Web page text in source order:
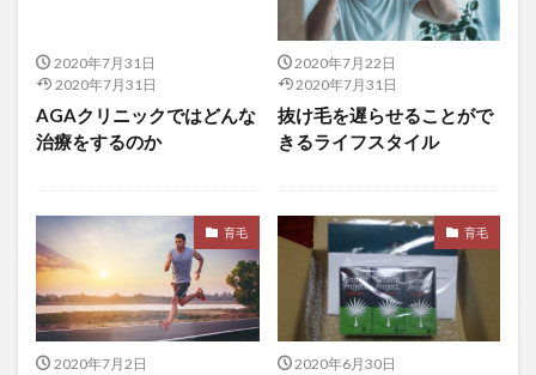
ニューラルネットワークアーキテクチャ
ニューロン
ニワトコ
にんにく
ネイティブアメリカン
ネオグロンビター内服液
ネガティブ本能
ネットショップ
ネット販売
ネバネバ食品 ノート
ノート術
ノーベル博物館
ノーベル賞
ノコギリヤシ
ノルアドレナリン
ノンシリコンシャンプー
ノンレム睡眠
パーセプトロン
パーソナライズフェイスマスクFUJIMI
2020年7月31日
2020年7月31日
AGAクリニックではどんな
治療をするのか
2020年7月22日
2020年7月31日
抜け毛を遅らせることがで
きるライフスタイル
育毛
2020年7月2日
育毛
2020年6月30日